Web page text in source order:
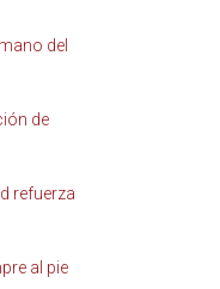
del
de
refuerza
al pie